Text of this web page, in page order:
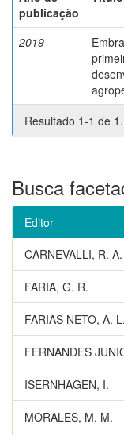
publicação
2019
Resultado 1-1 de 1.
Busca
Editor
CARNEVALLI, R. A.
FARIA, G. R.
FARIAS NETO, A.
FERNANDES
ISERNHAGEN, I.
MORALES, M. M.